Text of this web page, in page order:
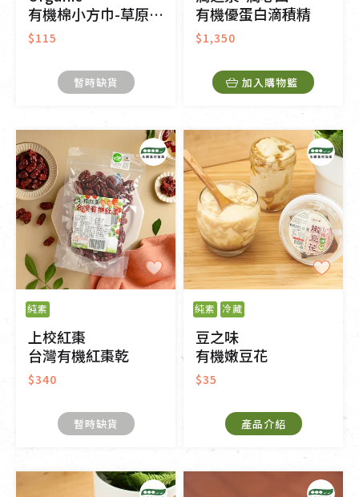
有機棉小方巾-草原同樂-黃/白
$115
暫時缺貨
有機優蛋白滴積精
$1,350
加入購物籃
純素
上校紅棗
台灣有機紅棗乾
$340
暫時缺貨
純素 冷藏
豆之味
有機嫩豆花
$35
產品介紹